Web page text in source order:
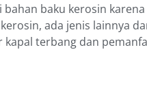
baku kerosin
ada jenis lainnya
kapal terbang dan